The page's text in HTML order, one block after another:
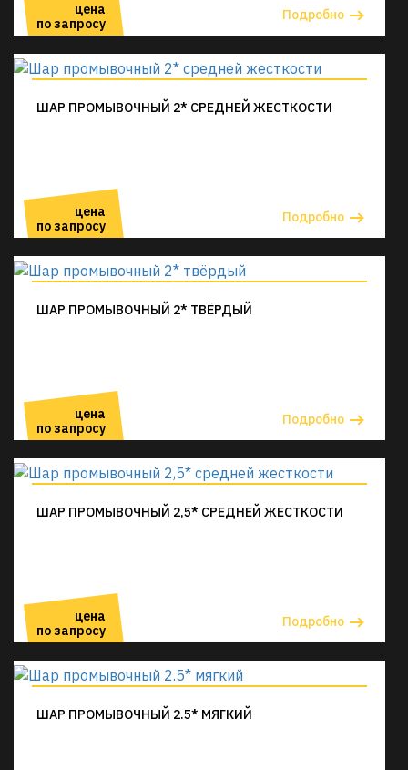
цена
по запросу
Подробно
ШАР ПРОМЫВОЧНЫЙ 2* СРЕДНЕЙ ЖЕСТКОСТИ
цена
по запросу
Подробно
ШАР ПРОМЫВОЧНЫЙ 2* ТВЁРДЫЙ
цена
по запросу
Подробно
ШАР ПРОМЫВОЧНЫЙ 2,5* СРЕДНЕЙ ЖЕСТКОСТИ
цена
по запросу
Подробно
ШАР ПРОМЫВОЧНЫЙ 2.5* МЯГКИЙ